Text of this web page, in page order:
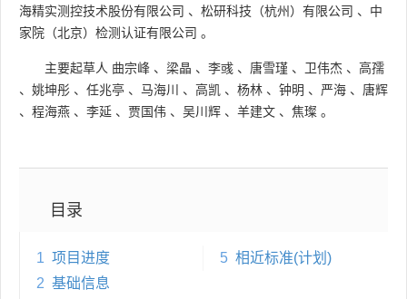
海精实测控技术股份有限公司 、 松研科技（杭州）有限公司 、 中
家院（北京）检测认证有限公司 。
主要起草人 曲宗峰 、 梁晶 、 李彧 、 唐雪瑾 、 卫伟杰 、 高孺
、 姚坤彤 、 任兆亭 、 马海川 、 高凯 、 杨林 、 钟明 、 严海 、 唐辉
、 程海燕 、 李延 、 贾国伟 、 吴川辉 、 羊建文 、 焦璨 。
目录
1 项目进度
2 基础信息
5 相近标准(计划)